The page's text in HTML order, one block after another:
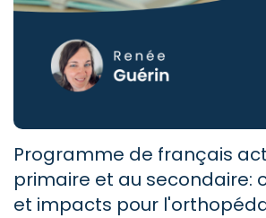
Programme de français
primaire et au secondaire:
et impacts pour